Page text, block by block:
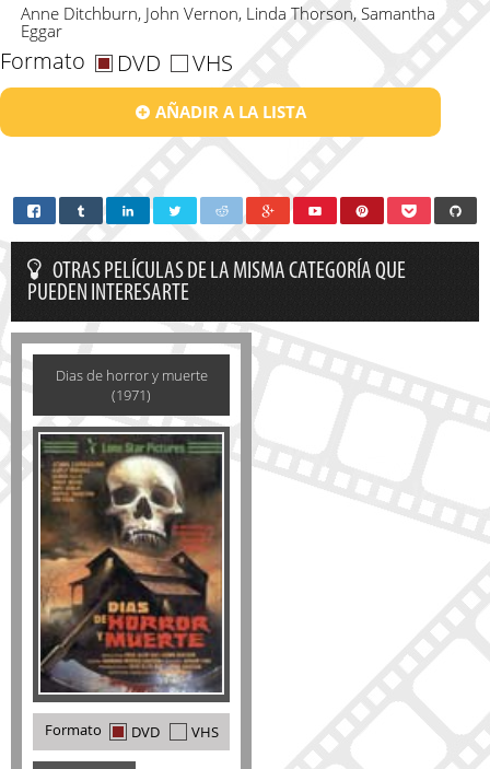
Anne Ditchburn, John Vernon, Linda Thorson, Samantha
Eggar
Formato DVD VHS
AÑADIR A LA LISTA
OTRAS PELÍCULAS DE LA MISMA CATEGORÍA QUE
PUEDEN INTERESARTE
Dias de horror y muerte
(1971)
Formato DVD VHS